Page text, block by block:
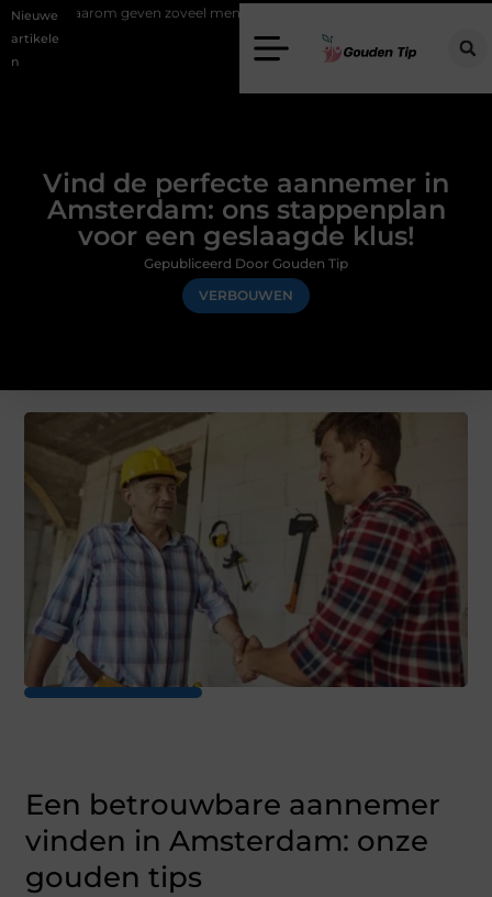
Nieuwe
artikele
n
zoveel mensen en wat zijn de mogelijkheden?
Vind de perfecte aannemer in
Amsterdam: ons stappenplan
voor een geslaagde klus!
VERBOUWEN
Gepubliceerd Door Gouden Tip
Eеn bеtrouwbarе aannеmеr
vindеn in Amstеrdam: onzе
goudеn tips